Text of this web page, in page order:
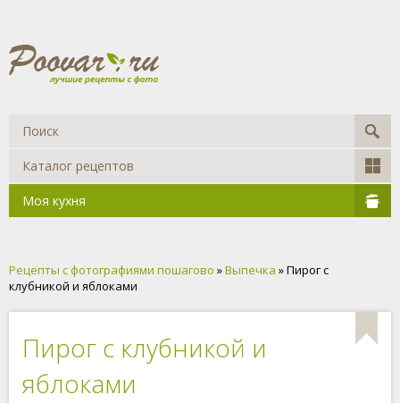
Каталог рецептов
Моя кухня
Рецепты с фотографиями пошагово »Выпечка » Пирог с
клубникой и яблоками
Пирог с клубникой и
яблоками